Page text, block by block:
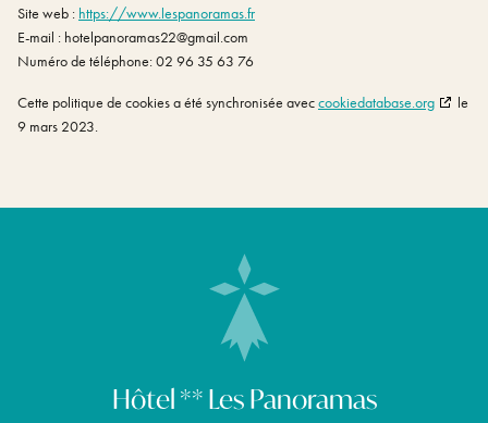
Site web : https://www.lespanoramas.fr
E-mail : moc.liamg@22samaronapletoh
Numéro de téléphone: 02 96 35 63 76
Cette politique de cookies a été synchronisée aveccookiedatabase.org
le
9 mars 2023.
Hôtel ** Les Panoramas